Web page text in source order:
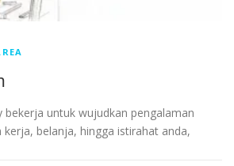
bekerja untuk wujudkan pengalaman
kerja, belanja, hingga istirahat anda,